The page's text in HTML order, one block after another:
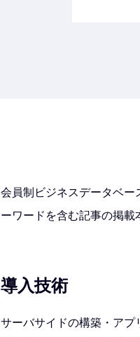
会員制ビジネスデータベ
ーワードを含む記事の掲載
導入技術
サーバサイドの構築・アプ